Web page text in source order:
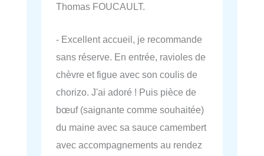
Thomas FOUCAULT.
- Excellent accueil, je recommande
sans réserve. En entrée, ravioles de
chèvre et figue avec son coulis de
chorizo. J'ai adoré ! Puis pièce de
bœuf (saignante comme souhaitée)
du maine avec sa sauce camembert
avec accompagnements au rendez